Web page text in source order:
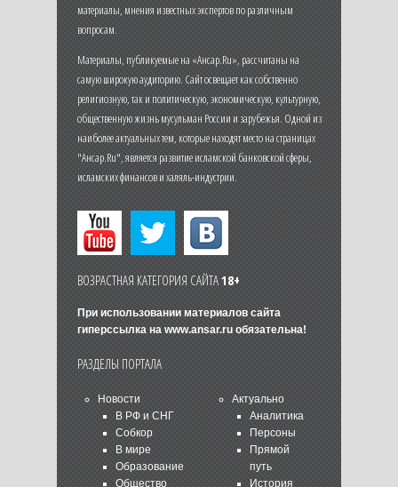
материалы, мнения известных экспертов по различным
вопросам.
Материалы, публикуемые на «Ансар.Ru», рассчитаны на
самую широкую аудиторию. Сайт освещает как собственно
религиозную, так и политическую, экономическую, культурную,
общественную жизнь мусульман России и зарубежья. Одной из
наиболее актуальных тем, которые находят место на страницах
"Ансар.Ru", является развитие исламской банковской сферы,
исламских финансов и халяль-индустрии.
ВОЗРАСТНАЯ КАТЕГОРИЯ САЙТА18+
При использовании материалов сайта
гиперссылка на www.ansar.ruобязательна!
РАЗДЕЛЫ ПОРТАЛА
Новости
В РФ и СНГ
Собкор
В мире
Образование
Общество
Актуально
Аналитика
Персоны
Прямой
путь
История